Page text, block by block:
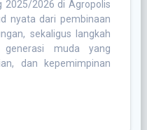
2025/2026 di Agropolis
nyata dari pembinaan
sekaligus langkah
muda yang
dan kepemimpinan